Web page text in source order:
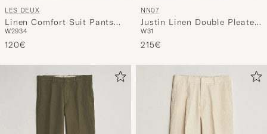
LES DEUX
Linen Comfort Suit Pants
Black
W2934
120€
NN07
Justin Linen Double Pleated
Trousers Navy Blue
W31
215€